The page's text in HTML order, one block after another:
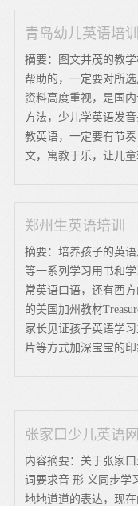
青岛幼儿英语培训
摘要：图文并茂的教
帮助的，一定要对所
资料高度重视，是国
方法，少儿学英语发
教英语，一定要有节
文，寓教于乐，让儿
郑州生英语培训
摘要：培养孩子的英
等一系列学习用书和
常英语口语，还有西
的美国加州教材
家长见证孩子英语学
片等方式加深宝宝的
张家口少儿英语
内容摘要：关于张家
词要求音 形 义同步学
地地道道的表达，现